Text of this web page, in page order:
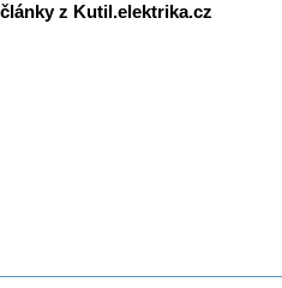
z Kutil.elektrika.cz